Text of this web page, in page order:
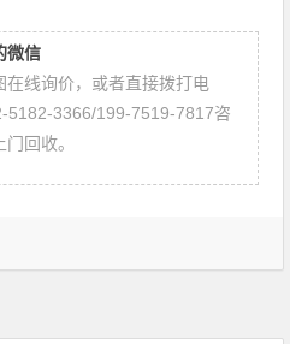
微信
在线询价，或者直接拨打电
5182-3366/199-7519-7817咨
回收。